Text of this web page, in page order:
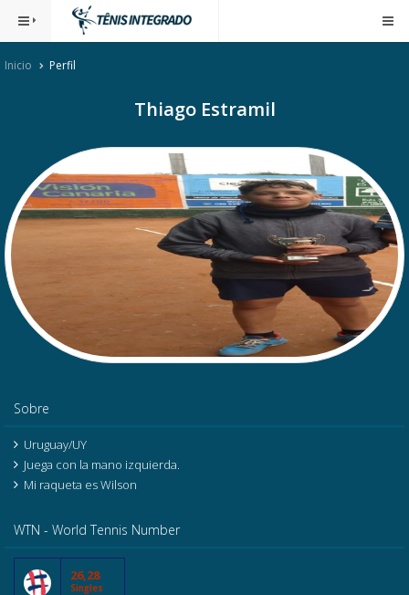
Inicio Perfil
Thiago Estramil
Sobre
Uruguay/UY
Juega con la mano izquierda.
Mi raqueta es Wilson
WTN - World Tennis Number
26,28
Singles